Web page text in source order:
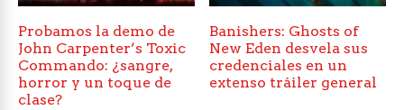
Probamos la demo de
John Carpenter’s Toxic
Commando: ¿sangre,
horror y un toque de
clase?
Banishers: Ghosts of
New Eden desvela sus
credenciales en un
extenso tráiler general